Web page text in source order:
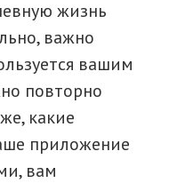
жизнь
важно
вашим
повторно
какие
приложение
вам